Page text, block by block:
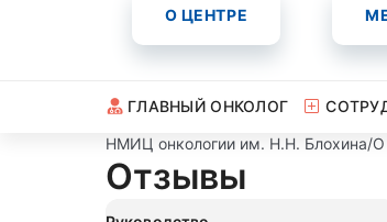
О ЦЕНТРЕ
ГЛАВНЫЙ ОНКОЛОГ
НМИЦ онкологии им. Н.Н. Блохина/О
Отзывы